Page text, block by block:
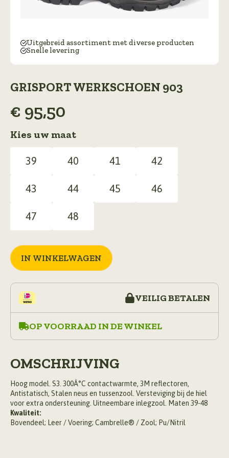
Uitgebreid assortiment met diverse producten
Snelle levering
GRISPORT WERKSCHOEN 903
€ 95,50
Kies uw maat
39 40 41 42
43 44 45 46
47 48
IN WINKELWAGEN
VEILIG BETALEN
OP VOORRAAD IN DE WINKEL
OMSCHRIJVING
Hoog model. S3. 300Â°C contactwarmte, 3M reflectoren,
Antistatisch, Stalen neus en tussenzool. Versteviging bij de hiel
voor extra ondersteuning. Uitneembare inlegzool. Maten 39-48
Kwaliteit:
Bovendeel; Leer / Voering; Cambrelle® / Zool; Pu/Nitril